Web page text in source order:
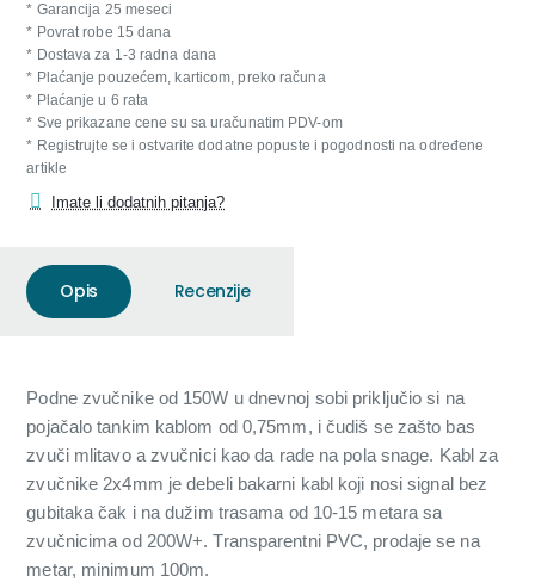
* Garancija 25 meseci
* Povrat robe 15 dana
* Dostava za 1-3 radna dana
* Plaćanje pouzećem, karticom, preko računa
* Plaćanje u 6 rata
* Sve prikazane cene su sa uračunatim PDV-om
* Registrujte se i ostvarite dodatne popuste i pogodnosti na određene
artikle
Imate li dodatnih pitanja?
Opis Recenzije
Podne zvučnike od 150W u dnevnoj sobi priključio si na
pojačalo tankim kablom od 0,75mm, i čudiš se zašto bas
zvuči mlitavo a zvučnici kao da rade na pola snage. Kabl za
zvučnike 2x4mm je debeli bakarni kabl koji nosi signal bez
gubitaka čak i na dužim trasama od 10-15 metara sa
zvučnicima od 200W+. Transparentni PVC, prodaje se na
metar, minimum 100m.